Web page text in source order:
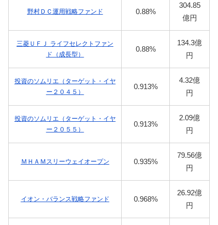
野村ＤＣ運用戦略ファンド 0.88%
304.85
億円
三菱ＵＦＪ ライフセレクトファン
ド（成長型）
0.88%
134.3億
円
投資のソムリエ（ターゲット・イヤ
ー２０４５）
0.913%
4.32億
円
投資のソムリエ（ターゲット・イヤ
ー２０５５）
0.913%
2.09億
円
ＭＨＡＭスリーウェイオープン 0.935%
79.56億
円
イオン・バランス戦略ファンド 0.968%
26.92億
円